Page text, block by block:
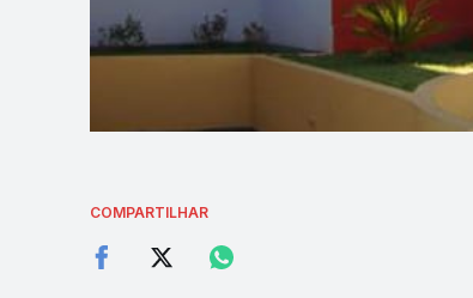
COMPARTILHAR